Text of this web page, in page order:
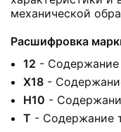
механической
Расшифровка
12 - Содержание
Х18 -
Н10 -
Т - Содержание